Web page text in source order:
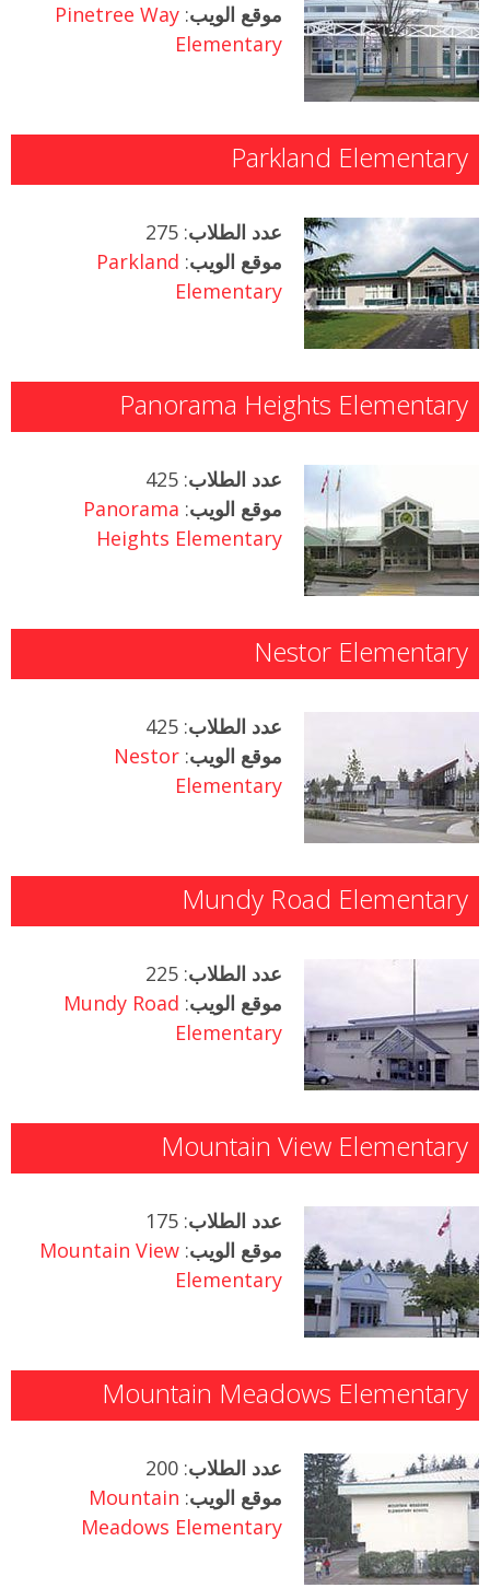
موقع الويب:
Pinetree Way
Elementary
Parkland Elementary
عدد الطلاب: 275
موقع الويب:
Parkland
Elementary
Panorama Heights Elementary
عدد الطلاب: 425
موقع الويب:
Panorama
Heights Elementary
Nestor Elementary
عدد الطلاب: 425
موقع الويب:
Nestor
Elementary
Mundy Road Elementary
عدد الطلاب: 225
موقع الويب:
Mundy Road
Elementary
Mountain View Elementary
عدد الطلاب: 175
موقع الويب:
Mountain View
Elementary
Mountain Meadows Elementary
عدد الطلاب: 200
موقع الويب:
Mountain
Meadows Elementary